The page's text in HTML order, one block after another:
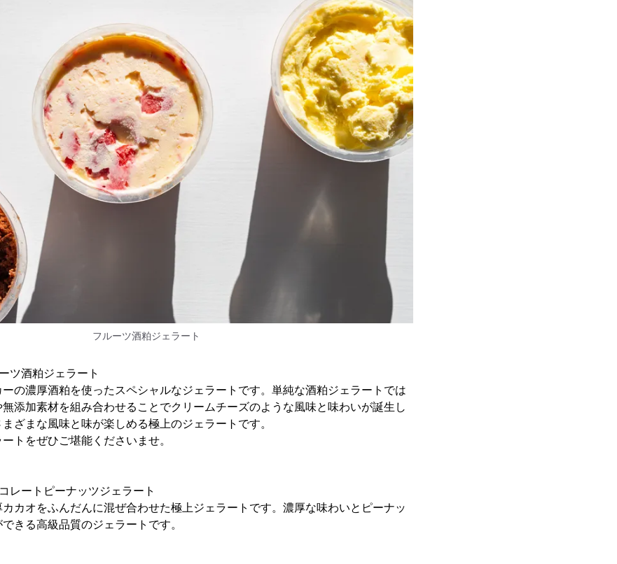
フルーツ酒粕ジェラート
ツ酒粕ジェラート
の濃厚酒粕を使ったスペシャルなジェラートです。単純な酒粕ジェラートでは
添加素材を組み合わせることでクリームチーズのような風味と味わいが誕生し
ざまな風味と味が楽しめる極上のジェラートです。
トをぜひご堪能くださいませ。
レートピーナッツジェラート
カオをふんだんに混ぜ合わせた極上ジェラートです。濃厚な味わいとピーナッ
きる高級品質のジェラートです。